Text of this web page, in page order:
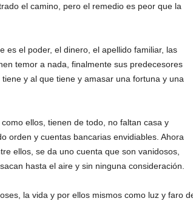
el camino, pero el remedio es peor que la
es el poder, el dinero, el apellido familiar, las
temor a nada, finalmente sus predecesores
y al que tiene y amasar una fortuna y una
ellos, tienen de todo, no faltan casa y
orden y cuentas bancarias envidiables. Ahora
ellos, se da uno cuenta que son vanidosos,
hasta el aire y sin ninguna consideración.
la vida y por ellos mismos como luz y faro